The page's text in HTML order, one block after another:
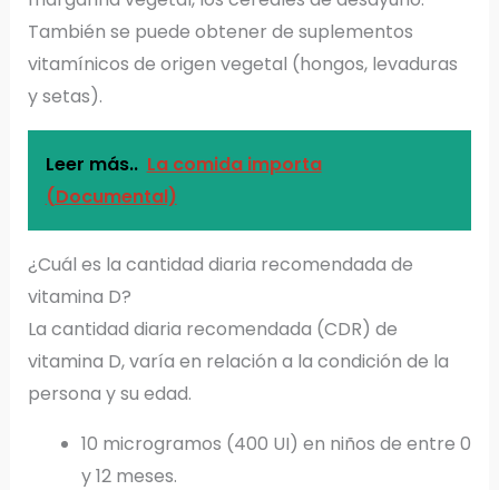
También se puede obtener de suplementos
vitamínicos de origen vegetal (hongos, levaduras
y setas).
Leer más.. La comida importa
(Documental)
¿Cuál es la cantidad diaria recomendada de
vitamina D?
La cantidad diaria recomendada (CDR) de
vitamina D, varía en relación a la condición de la
persona y su edad.
10 microgramos (400 UI) en niños de entre 0
y 12 meses.